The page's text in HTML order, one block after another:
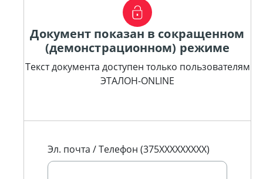
Документ показан в сокращенном
(демонстрационном) режиме
Текст документа доступен только пользователям
ЭТАЛОН-ONLINE
Эл. почта / Телефон (375XXXXXXXXX)